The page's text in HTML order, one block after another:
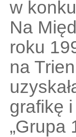
w
Na
roku
na
grafikę
„Grupa